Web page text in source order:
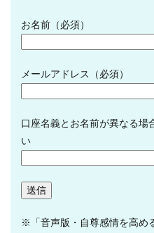
お名前（必須）
メールアドレス（必須）
口座名義とお名前が異なる場
い
※「音声版・自尊感情を高め